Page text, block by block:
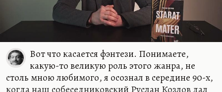
Вот что касается фэнтези. Понимаете,
какую-то великую роль этого жанра, не
столь мною любимого, я осознал в середине 90-х,
когда наш собеседниковский Руслан Козлов дал